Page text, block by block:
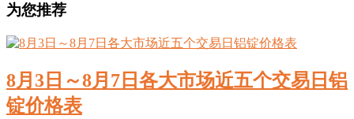
为您推荐
8月3日～8月7日各大市场近五个交易日铝
锭价格表